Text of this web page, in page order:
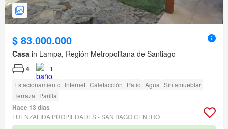
$ 83.000.000
Casa in Lampa, Región Metropolitana de Santiago
4 1
Estacionamiento Internet Calefacción Patio Agua Sin amueblar
Terraza Parilla
Hace 13 días
FUENZALIDA PROPIEDADES - SANTIAGO CENTRO